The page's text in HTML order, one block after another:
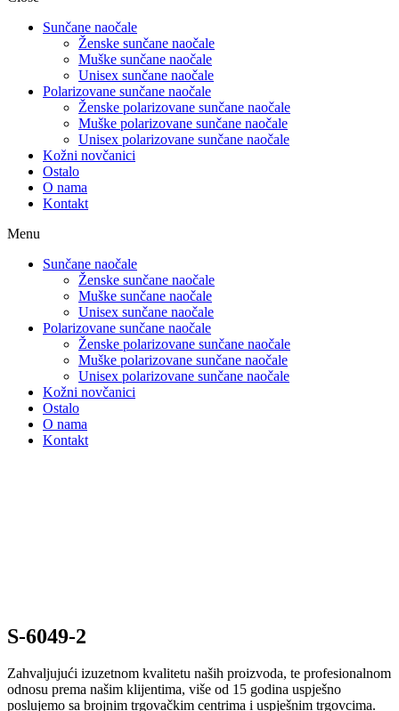
Sunčane naočale
Ženske sunčane naočale
Muške sunčane naočale
Unisex sunčane naočale
Polarizovane sunčane naočale
Ženske polarizovane sunčane naočale
Muške polarizovane sunčane naočale
Unisex polarizovane sunčane naočale
Kožni novčanici
Ostalo
O nama
Kontakt
Menu
Sunčane naočale
Ženske sunčane naočale
Muške sunčane naočale
Unisex sunčane naočale
Polarizovane sunčane naočale
Ženske polarizovane sunčane naočale
Muške polarizovane sunčane naočale
Unisex polarizovane sunčane naočale
Kožni novčanici
Ostalo
O nama
Kontakt
S-6049-2
Zahvaljujući izuzetnom kvalitetu naših proizvoda, te profesionalnom
odnosu prema našim klijentima, više od 15 godina uspješno
poslujemo sa brojnim trgovačkim centrima i uspješnim trgovcima.